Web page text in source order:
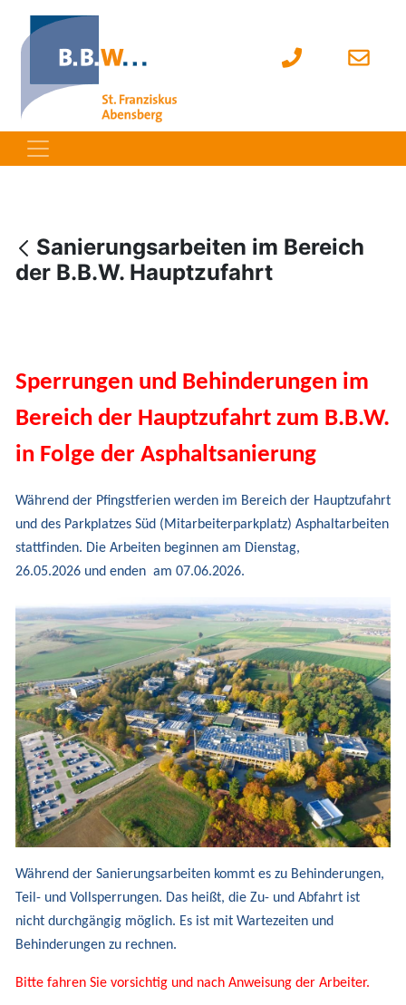
Sanierungsarbeiten im Bereich
der B.B.W. Hauptzufahrt
Sperrungen und Behinderungen im
Bereich der Hauptzufahrt zum B.B.W.
in Folge der Asphaltsanierung
Während der Pfingstferien werden im Bereich der Hauptzufahrt
und des Parkplatzes Süd (Mitarbeiterparkplatz) Asphaltarbeiten
stattfinden. Die Arbeiten beginnen am Dienstag,
26.05.2026 und enden am 07.06.2026.
Während der Sanierungsarbeiten kommt es zu Behinderungen,
Teil- und Vollsperrungen. Das heißt, die Zu- und Abfahrt ist
nicht durchgängig möglich. Es ist mit Wartezeiten und
Behinderungen zu rechnen.
Bitte fahren Sie vorsichtig und nach Anweisung der Arbeiter.